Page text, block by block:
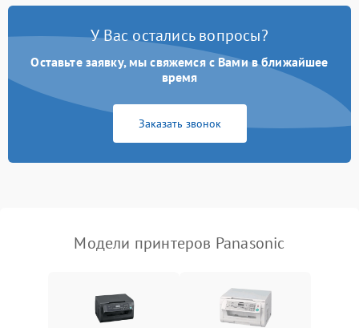
У Вас остались вопросы?
Оставьте заявку, мы свяжемся с Вами в ближайшее
время
Заказать звонок
Модели принтеров Panasonic